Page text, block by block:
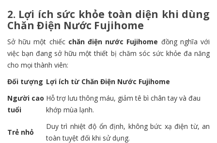
2. Lợi ích sức khỏe toàn diện khi dùng
Chăn Điện Nước Fujihome
Sở hữu một chiếc chăn điện nước Fujihome đồng nghĩa với
việc bạn đang sở hữu một thiết bị chăm sóc sức khỏe đa năng
cho mọi thành viên:
Đối tượng Lợi ích từ Chăn Điện Nước Fujihome
Người cao
tuổi
Hỗ trợ lưu thông máu, giảm tê bì chân tay và đau
khớp mùa lạnh.
Trẻ nhỏ
Duy trì nhiệt độ ổn định, không bức xạ điện từ, an
toàn tuyệt đối khi sử dụng.